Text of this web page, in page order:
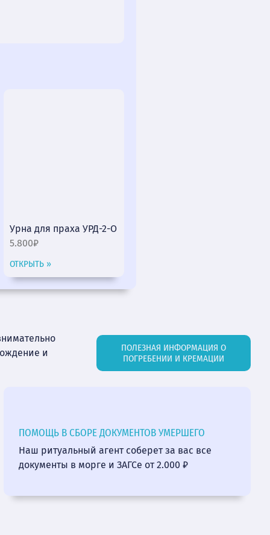
Урна для праха УРД-2-О
5.800₽
ОТКРЫТЬ »
и
ПОЛЕЗНАЯ ИНФОРМАЦИЯ О
ПОГРЕБЕНИИ И КРЕМАЦИИ
ПОМОЩЬ В СБОРЕ ДОКУМЕНТОВ УМЕРШЕГО
Наш ритуальный агент соберет за вас все
документы в морге и ЗАГСе от 2.000 ₽